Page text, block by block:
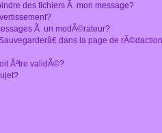
des fichiers Ã mon message?
Ã un modÃ©rateur?
dans la page de
Ãªtre validÃ©?